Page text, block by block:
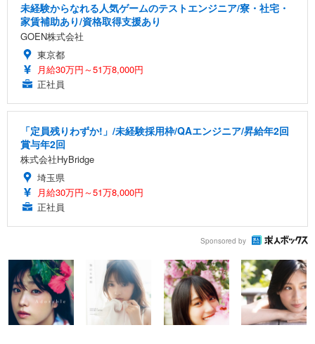
未経験からなれる人気ゲームのテストエンジニア/寮・社宅・
家賃補助あり/資格取得支援あり
GOEN株式会社
東京都
月給30万円～51万8,000円
正社員
「定員残りわずか!」/未経験採用枠/QAエンジニア/昇給年2回
賞与年2回
株式会社HyBridge
埼玉県
月給30万円～51万8,000円
正社員
Sponsored by